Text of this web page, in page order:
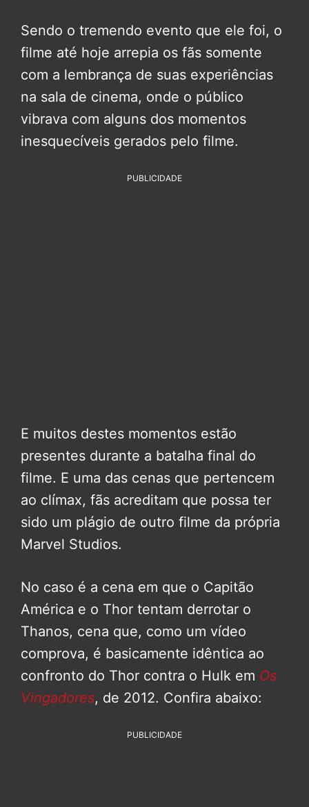
Sendo o tremendo evento que ele foi, o
filme até hoje arrepia os fãs somente
com a lembrança de suas experiências
na sala de cinema, onde o público
vibrava com alguns dos momentos
inesquecíveis gerados pelo filme.
PUBLICIDADE
E muitos destes momentos estão
presentes durante a batalha final do
filme. E uma das cenas que pertencem
ao clímax, fãs acreditam que possa ter
sido um plágio de outro filme da própria
Marvel Studios.
No caso é a cena em que o Capitão
América e o Thor tentam derrotar o
Thanos, cena que, como um vídeo
comprova, é basicamente idêntica ao
confronto do Thor contra o Hulk em Os
Vingadores, de 2012. Confira abaixo:
PUBLICIDADE